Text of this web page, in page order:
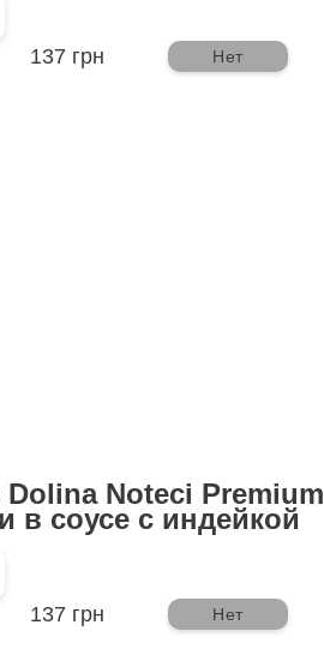
137 грн Нет
Noteci Premium
в соусе с индейкой
137 грн Нет